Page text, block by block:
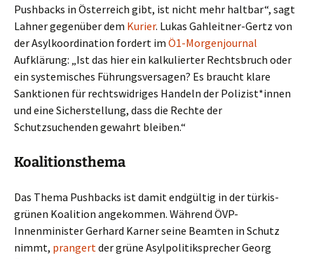
Pushbacks in Österreich gibt, ist nicht mehr haltbar“, sagt
Lahner gegenüber dem Kurier. Lukas Gahleitner-Gertz von
der Asylkoordination fordert im Ö1-Morgenjournal
Aufklärung: „Ist das hier ein kalkulierter Rechtsbruch oder
ein systemisches Führungsversagen? Es braucht klare
Sanktionen für rechtswidriges Handeln der Polizist*innen
und eine Sicherstellung, dass die Rechte der
Schutzsuchenden gewahrt bleiben.“
Koalitionsthema
Das Thema Pushbacks ist damit endgültig in der türkis-
grünen Koalition angekommen. Während ÖVP-
Innenminister Gerhard Karner seine Beamten in Schutz
nimmt, prangert der grüne Asylpolitiksprecher Georg